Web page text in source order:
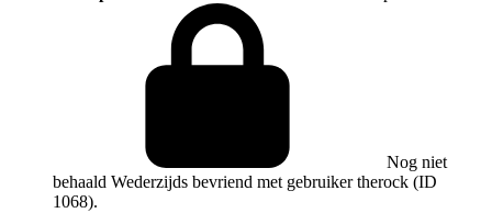
Nog niet
behaald Wederzijds bevriend met gebruiker therock (ID
1068).